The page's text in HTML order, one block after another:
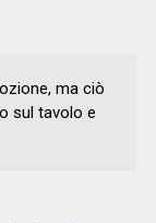
ma ciò
sul tavolo e